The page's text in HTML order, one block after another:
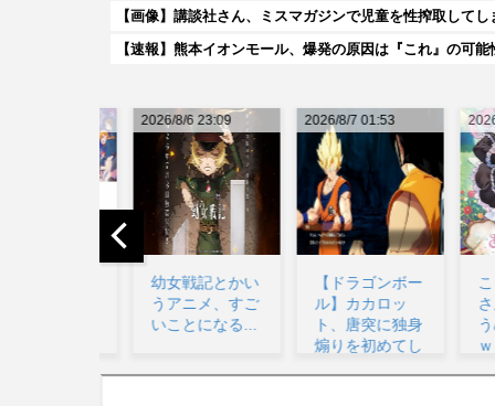
【画像】講談社さん、ミスマガジンで児童を性搾取して
【速報】熊本イオンモール、爆発の原因は『これ』の可能
2026/8/7 01:53
【ドラゴンボー
ル】カカロッ
ト、唐突に独身
煽りを初めてし
2026/8/
こど
さん
うめ
ｗｗ
2026/8/6 23:09
幼女戦記とかい
うアニメ、すご
いことになる...